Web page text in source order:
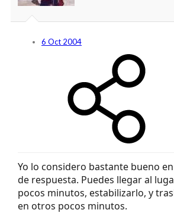
6 Oct 2004
Yo lo considero bastante bueno
de respuesta. Puedes llegar al
pocos minutos, estabilizarlo, y
en otros pocos minutos.